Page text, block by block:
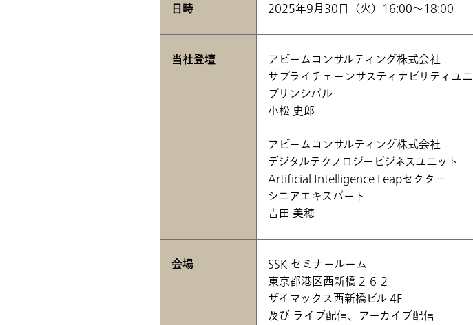
日時 2025年9月30日（火）16:00～18:00
当社登壇
アビームコンサルティング株式会社
サプライチェーンサスティナビリティユ
プリンシパル
小松 史郎
アビームコンサルティング株式会社
デジタルテクノロジービジネスユニット
Artificial Intelligence Leapセクター
シニアエキスパート
吉田 美穂
会場
SSK セミナールーム
東京都港区西新橋 2-6-2
ザイマックス西新橋ビル 4F
及び ライブ配信、アーカイブ配信